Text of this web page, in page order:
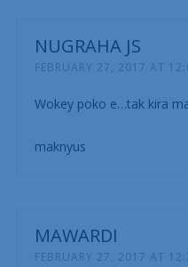
NUGRAHA JS
FEBRUARY 27, 2017 AT
Wokey poko e…tak kira
maknyus
MAWARDI
FEBRUARY 27, 2017 AT